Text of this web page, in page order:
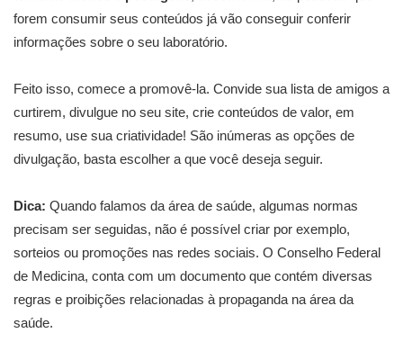
forem consumir seus conteúdos já vão conseguir conferir
informações sobre o seu laboratório.
Feito isso, comece a promovê-la. Convide sua lista de amigos a
curtirem, divulgue no seu site, crie conteúdos de valor, em
resumo, use sua criatividade! São inúmeras as opções de
divulgação, basta escolher a que você deseja seguir.
Dica: Quando falamos da área de saúde, algumas normas
precisam ser seguidas, não é possível criar por exemplo,
sorteios ou promoções nas redes sociais. O Conselho Federal
de Medicina, conta com um documento que contém diversas
regras e proibições relacionadas à propaganda na área da
saúde.